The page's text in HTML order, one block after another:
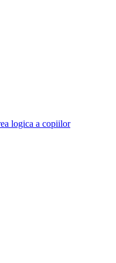
logica a copiilor